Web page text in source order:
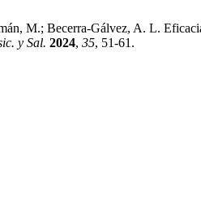
M.; Becerra-Gálvez, A. L.
y Sal. 2024, 35, 51-61.